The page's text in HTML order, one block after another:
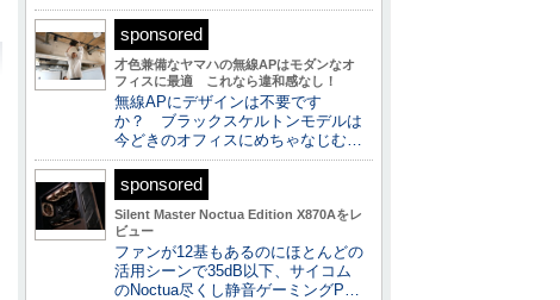
sponsored
才色兼備なヤマハの無線APはモダンなオ
フィスに最適 これなら違和感なし！
無線APにデザインは不要です
か？ ブラックスケルトンモデルは
今どきのオフィスにめちゃなじむ…
sponsored
Silent Master Noctua Edition X870Aをレ
ビュー
ファンが12基もあるのにほとんどの
活用シーンで35dB以下、サイコム
のNoctua尽くし静音ゲーミングP…